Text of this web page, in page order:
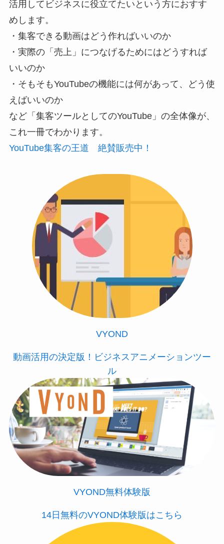
活用してビジネスに役立てたいという方におすす
めします。
・集客できる動画はどう作ればいいのか
・実際の「売上」につなげるためにはどうすれば
いいのか
・そもそもYouTubeの機能には何があって、どう使
えばいいのか
など「集客ツールとしてのYouTube」の全体像が、
これ一冊でわかります。
YouTube集客の王道 絶賛販売中！
VYOND
動画活用の決定版！ビジネスアニメーションツー
ル
VYOND無料体験版
14日無料のVYOND体験版はこちら